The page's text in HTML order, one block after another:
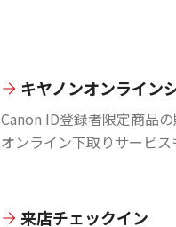
キヤノンオンライン
Canon ID登録者限定商品の
オンライン下取りサービス
来店チェックイン